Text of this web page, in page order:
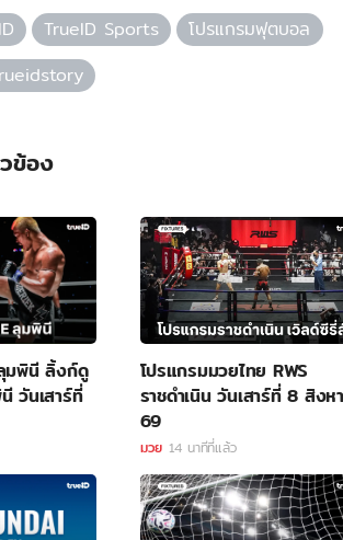
TrueID Sports
โปรแกรมฟุตบอล
ข้อง
มพินี ลิ้งก์ดู
วันเสาร์ที่
โปรแกรมมวยไทย RWS
ราชดำเนิน วันเสาร์ที่ 8 สิงห
69
มวย 14 นาทีที่แล้ว